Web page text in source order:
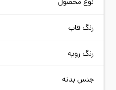
نوع محصول
رنگ قاب
رنگ رویه
جنس بدنه